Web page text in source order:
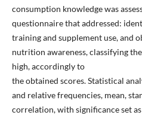
consumption knowledge was
questionnaire that addressed:
training and supplement use, and
nutrition awareness, classifying
high, accordingly to
the obtained scores. Statistical
and relative frequencies, mean,
correlation, with significance set